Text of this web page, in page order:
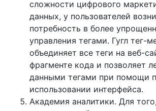
сложности цифрового
данных, у пользователей
потребность в более
управления тегами. Гугл тег-
объединяет все теги на веб-
фрагменте кода и позволяет
данными тегами при помощи
использовании интерфейса.
Академия аналитики. Для